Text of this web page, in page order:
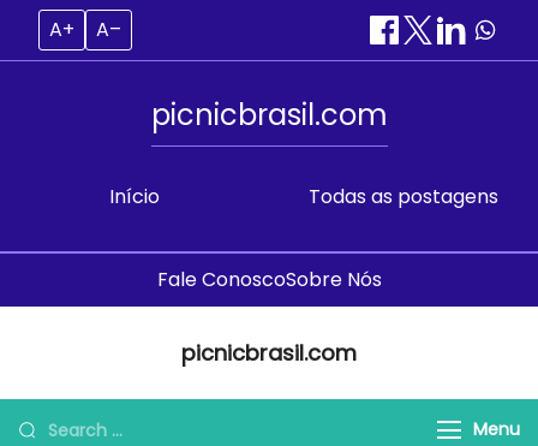
A+ A–
Início
picnicbrasil.com
Todas as postagens
Fale ConoscoSobre Nós
picnicbrasil.com
Search
Menu